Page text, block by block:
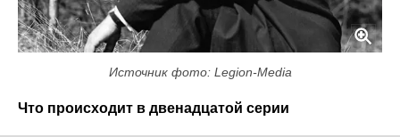
Источник фото: Legion-Media
Что происходит в двенадцатой серии